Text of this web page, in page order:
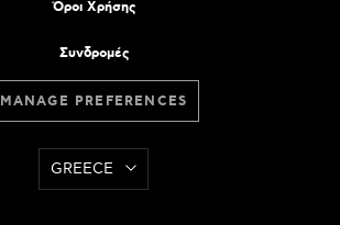
Όροι Χρήσης
Συνδρομές
MANAGE PREFERENCES
GREECE